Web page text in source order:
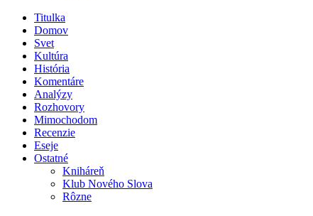
Titulka
Domov
Svet
Kultúra
História
Komentáre
Analýzy
Rozhovory
Mimochodom
Recenzie
Eseje
Ostatné
Kniháreň
Klub Nového Slova
Rôzne